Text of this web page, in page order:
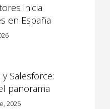
inicia
en España
Salesforce:
panorama
2025